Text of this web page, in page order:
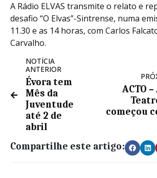
A Rádio ELVAS transmite o relato e
desafio “O Elvas”-Sintrense, numa
11.30 e as 14 horas, com Carlos
Carvalho.
NOTÍCIA
ANTERIOR
Évora tem
Mês da
Juventude
até 2 de
abril
ACTO
começou
Compartilhe este artigo: